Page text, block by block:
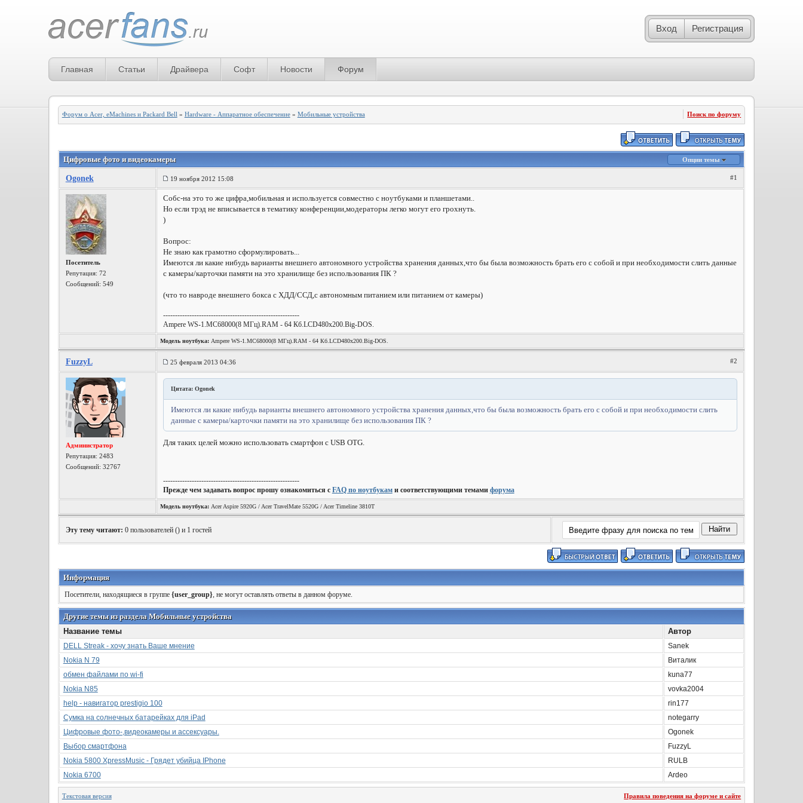
Вход Регистрация
Главная Статьи Драйвера Софт Новости Форум
Форум о Acer, eMachines и Packard Bell » Hardware - Аппаратное обеспечение» Мобильные устройства Поиск по форуму
Цифровые фото и видеокамеры Опции темы
Ogonek 19 ноября 2012 15:08 #1
Посетитель
Репутация: 72
Сообщений: 549
Собс-на это то же цифра,мобильная и используется совместно с ноутбуками и планшетами..
Но если трэд не вписывается в тематику конференции,модераторы легко могут его грохнуть.
)
Вопрос:
Не знаю как грамотно сформулировать...
Имеются ли какие нибудь варианты внешнего автономного устройства хранения данных,что бы была возможность брать его с собой и при необходимости слить данные
с камеры/карточки памяти на это хранилище без использования ПК ?
(что то навроде внешнего бокса с ХДД/ССД,с автономным питанием или питанием от камеры)
---------------------------------------------------------
Ampere WS-1.MC68000(8 МГц).RAM - 64 Кб.LCD480х200.Big-DOS.
Модель ноутбука:Ampere WS-1.MC68000(8 МГц).RAM - 64 Кб.LCD480х200.Big-DOS.
FuzzyL 25 февраля 2013 04:36 #2
Администратор
Репутация: 2483
Сообщений: 32767
Цитата: Ogonek
Имеются ли какие нибудь варианты внешнего автономного устройства хранения данных,что бы была возможность брать его с собой и при необходимости слить
данные с камеры/карточки памяти на это хранилище без использования ПК ?
Для таких целей можно использовать смартфон с USB OTG.
---------------------------------------------------------
Прежде чем задавать вопрос прошу ознакомиться с FAQ по ноутбуками соответствующими темами форума
Модель ноутбука:Acer Aspire 5920G / Acer TravelMate 5520G / Acer Timeline 3810T
Эту тему читают: 0 пользователей () и 1 гостей
Информация
Посетители, находящиеся в группе {user_group}, не могут оставлять ответы в данном форуме.
Другие темы из раздела Мобильные устройства
Название темы
Автор
DELL Streak - хочу знать Ваше мнение
Sanek
Nokia N 79
Виталик
обмен файлами по wi-fi
kuna77
Nokia N85
vovka2004
help - навигатор prestigio 100
rin177
Сумка на солнечных батарейках для iPad
notegarry
Цифровые фото-,видеокамеры и ассексуары.
Ogonek
Выбор смартфона
FuzzyL
Nokia 5800 XpressMusic - Грядет убийца IPhone
RULB
Nokia 6700
Ardeo
Текстовая версия Правила поведения на форуме и сайте